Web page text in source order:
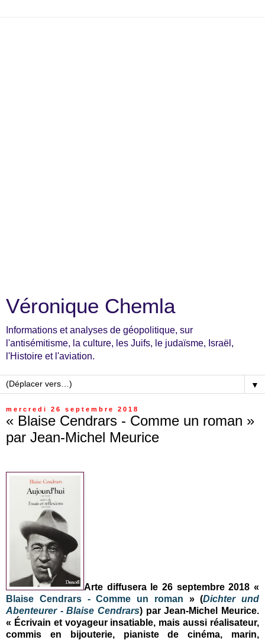
Véronique Chemla
Informations et analyses de géopolitique, sur
l'antisémitisme, la culture, les Juifs, le judaïsme, Israël,
l'Histoire et l'aviation.
▼
mercredi 26 septembre 2018
« Blaise Cendrars - Comme un roman »
par Jean-Michel Meurice
Arte diffusera le 26 septembre 2018 «
Blaise Cendrars - Comme un roman » (Dichter und
Abenteurer - Blaise Cendrars) par Jean-Michel Meurice.
« Écrivain et voyageur insatiable, mais aussi réalisateur,
commis en bijouterie, pianiste de cinéma, marin,